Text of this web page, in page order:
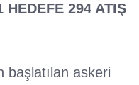
HEDEFE 294 ATIŞ
başlatılan askeri